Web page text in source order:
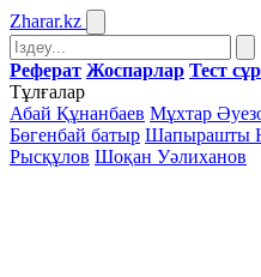
Zharar.kz
Реферат Жоспарлар Тест
Тұлғалар
Абай Құнанбаев Мұхтар
Бөгенбай батыр Шапырашты
Рысқұлов Шоқан Уәлиханов